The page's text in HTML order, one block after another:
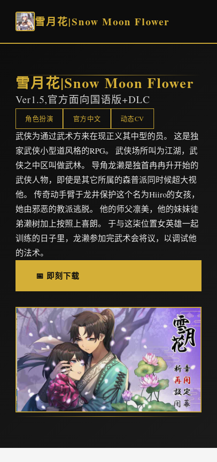
雪月花|Snow Moon Flower
雪月花|Snow Moon Flower
Ver1.5,官方面向国语版+DLC
角色扮演 官方中文 动态CV
武侠为通过武术方来在现正义其中型的员。 这是独
家武侠小型道风格的RPG。 武侠场所叫为江湖，武
侠之中区叫做武林。 导角龙濑是独首冉冉升开始的
武侠人物，即使是其它所属的森普派同时候超大视
他。 传奇动手臂于龙井保护这个名为Hiiro的女孩，
她由邪恶的教派逃脱。 他的师父凛美，他的妹妹徒
弟濑树加上按照上喜朗。 于与这柒位置女英雄一起
训练的日子里，龙濑参加完武术会将议，以调试他
的法术。
📅 即刻下载